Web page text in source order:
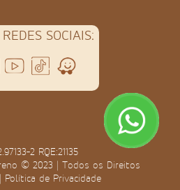
SOCIAIS:
2 RQE:21135
© 2023 | Todos os Direitos
Política de Privacidade